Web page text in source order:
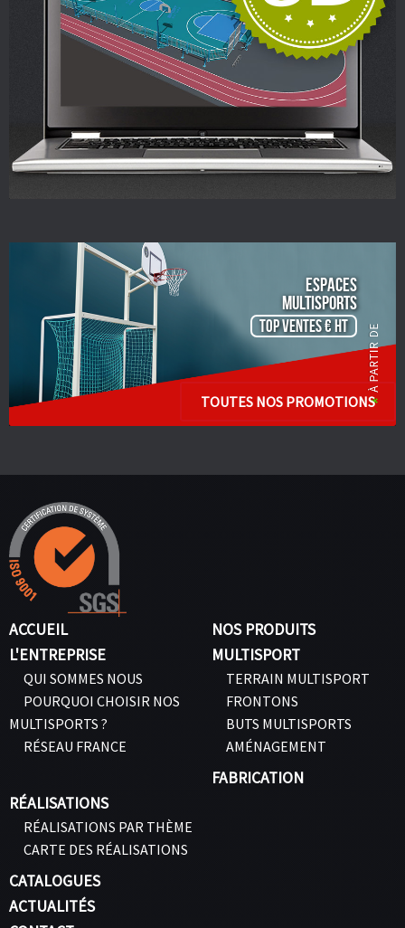
ESPACES
Multisports
TOP VENTES € HT
TOUTES NOS PROMOTIONS
ACCUEIL
L'ENTREPRISE
QUI SOMMES NOUS
POURQUOI CHOISIR NOS
MULTISPORTS ?
RÉSEAU FRANCE
NOS PRODUITS
MULTISPORT
TERRAIN MULTISPORT
FRONTONS
BUTS MULTISPORTS
AMÉNAGEMENT
FABRICATION
RÉALISATIONS
RÉALISATIONS PAR THÈME
CARTE DES RÉALISATIONS
CATALOGUES
ACTUALITÉS